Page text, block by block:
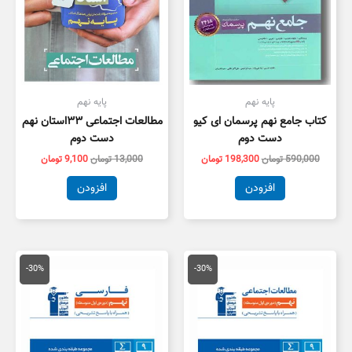
پایه نهم
کتاب جامع نهم پرسمان ای کیو
دست دوم
590,000تومان198,300 تومان
افزودن
پایه نهم
مطالعات اجتماعی ۳۳استان نهم
دست دوم
13,000تومان9,100تومان
افزودن
-30%
16,000 تومان
بود.
قیمت
فعلی
-30%
20,000 تومان
بود.
قیمت
فعلی